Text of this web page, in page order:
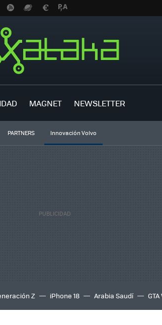
MAGNET NEWSLETTER
PARTNERS Innovación Volvo
Z iPhone 18 Arabia Saudí GTA